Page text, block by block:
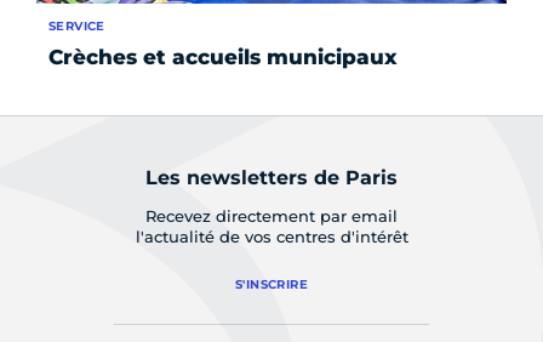
Crèches et accueils municipaux
SERVICE
Les newsletters de Paris
Recevez directement par email
l'actualité de vos centres d'intérêt
S'INSCRIRE